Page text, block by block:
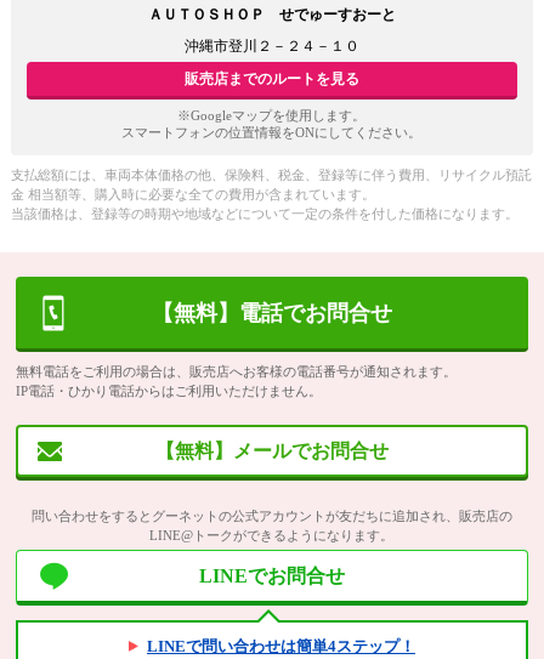
ＡＵＴＯＳＨＯＰ せでゅーすおーと
沖縄市登川２－２４－１０
販売店までのルートを見る
※Googleマップを使用します。
スマートフォンの位置情報をONにしてください。
支払総額には、車両本体価格の他、保険料、税金、登録等に伴う費用、リサイクル預託
金 相当額等、購入時に必要な全ての費用が含まれています。
当該価格は、登録等の時期や地域などについて一定の条件を付した価格になります。
【無料】電話でお問合せ
無料電話をご利用の場合は、販売店へお客様の電話番号が通知されます。
IP電話・ひかり電話からはご利用いただけません。
【無料】メールでお問合せ
問い合わせをするとグーネットの公式アカウントが友だちに追加され、販売店の
LINE@トークができるようになります。
LINEでお問合せ
LINEで問い合わせは簡単4ステップ！